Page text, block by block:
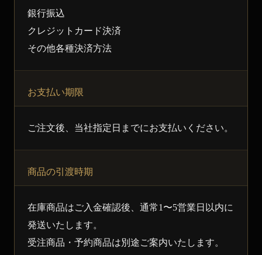
銀行振込
クレジットカード決済
その他各種決済方法
お支払い期限
ご注文後、当社指定日までにお支払いください。
商品の引渡時期
在庫商品はご入金確認後、通常1〜5営業日以内に
発送いたします。
受注商品・予約商品は別途ご案内いたします。